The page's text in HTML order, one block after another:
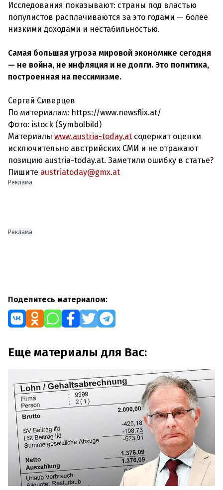
Исследования показывают: страны под властью
популистов расплачиваются за это годами — более
низкими доходами и нестабильностью.
Самая большая угроза мировой экономике сегодня
— не война, не инфляция и не долги. Это политика,
построенная на пессимизме.
Сергей Сиверцев
По материалам: https://www.newsflix.at/
Фото: istock (Symbolbild)
Материалы www.austria-today.at содержат оценки
исключительно австрийских СМИ и не отражают
позицию austria-today.at. Заметили ошибку в статье?
Пишите austriatoday@gmx.at
Реклама
Реклама
Поделитесь материалом:
Еще материалы для Вас: